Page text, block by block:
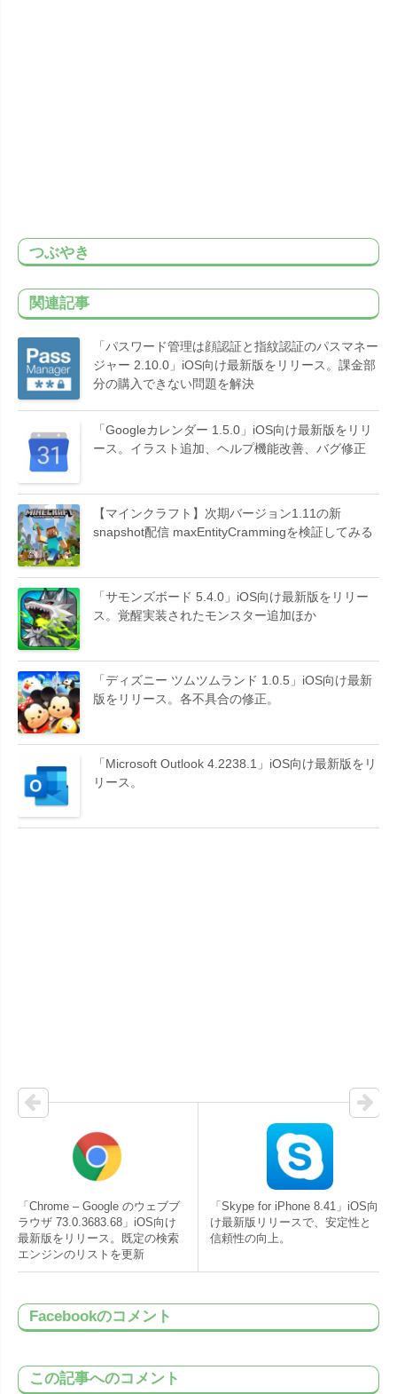
つぶやき
関連記事
「パスワード管理は顔認証と指紋認証のパスマネー
ジャー 2.10.0」iOS向け最新版をリリース。課金部
分の購入できない問題を解決
「Googleカレンダー 1.5.0」iOS向け最新版をリリ
ース。イラスト追加、ヘルプ機能改善、バグ修正
【マインクラフト】次期バージョン1.11の新
snapshot配信 maxEntityCrammingを検証してみる
「サモンズボード 5.4.0」iOS向け最新版をリリー
ス。覚醒実装されたモンスター追加ほか
「ディズニー ツムツムランド 1.0.5」iOS向け最新
版をリリース。各不具合の修正。
「Microsoft Outlook 4.2238.1」iOS向け最新版をリ
リース。
「Chrome – Google のウェブブ
ラウザ 73.0.3683.68」iOS向け
最新版をリリース。既定の検索
エンジンのリストを更新
「Skype for iPhone 8.41」iOS向
け最新版リリースで、安定性と
信頼性の向上。
Facebookのコメント
この記事へのコメント